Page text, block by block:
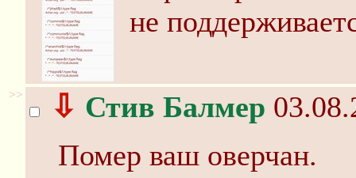
не
>> ⇩ Стив Балмер
Помер ваш оверчан.